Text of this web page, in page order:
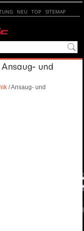
NEU TOP SITEMAP
und
/ Ansaug- und